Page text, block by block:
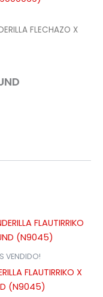
FLECHAZO X
VENDIDO!
FLAUTIRRIKO X
(N9045)